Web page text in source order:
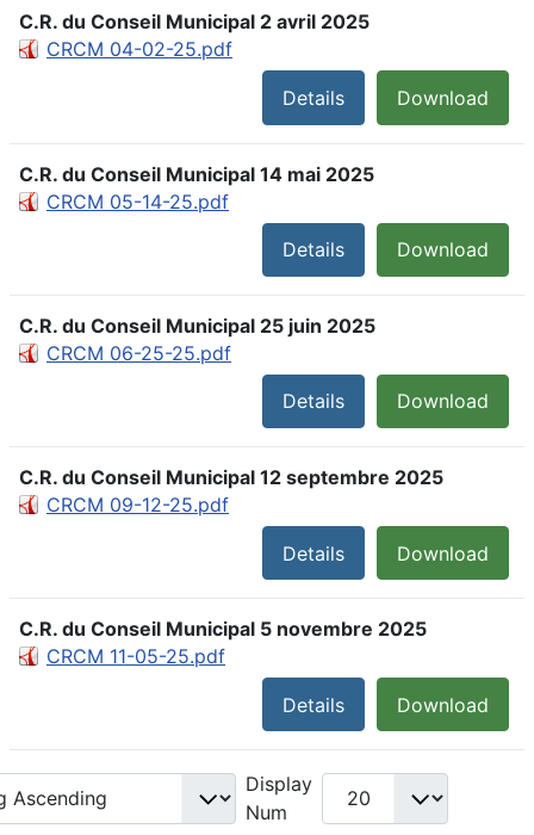
C.R. du Conseil Municipal 2 avril 2025
CRCM 04-02-25.pdf
Download
Details
C.R. du Conseil Municipal 14 mai 2025
CRCM 05-14-25.pdf
Download
Details
C.R. du Conseil Municipal 25 juin 2025
CRCM 06-25-25.pdf
Download
Details
C.R. du Conseil Municipal 12 septembre 2025
CRCM 09-12-25.pdf
Download
Details
C.R. du Conseil Municipal 5 novembre 2025
CRCM 11-05-25.pdf
Download
Details
Display
Num